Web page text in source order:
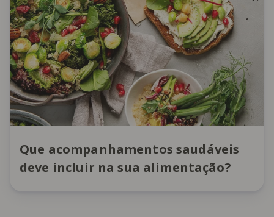
Que acompanhamentos saudáveis
deve incluir na sua alimentação?